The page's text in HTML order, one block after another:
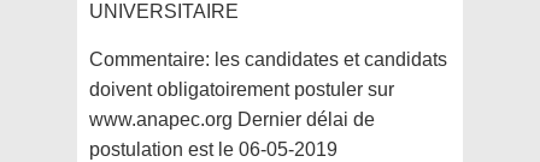
UNIVERSITAIRE
Commentaire: les candidates et candidats
doivent obligatoirement postuler sur
www.anapec.org Dernier délai de
postulation est le 06-05-2019